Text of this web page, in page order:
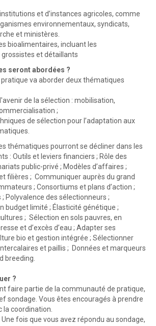
et d’instances agricoles, comme
environnementaux, syndicats,
et ministères.
bioalimentaires, incluant les
et détaillants
seront abordées ?
pratique va aborder deux thématiques
de la sélection : mobilisation,
;
de sélection pour l’adaptation aux
thématiques pourront se décliner dans les
: Outils et leviers financiers ; Rôle des
public-privé ; Modèles d’affaires ;
filières ; Communiquer auprès du grand
; Consortiums et plans d’action ;
Polyvalence des sélectionneurs ;
budget limité ; Élasticité génétique ;
; Sélection en sols pauvres, en
et d’excès d’eau ; Adapter ses
bio et gestion intégrée ; Sélectionner
et paillis ; Données et marqueurs
breeding.
?
faire partie de la communauté de pratique,
sondage. Vous êtes encouragés à prendre
la coordination.
fois que vous avez répondu au sondage,